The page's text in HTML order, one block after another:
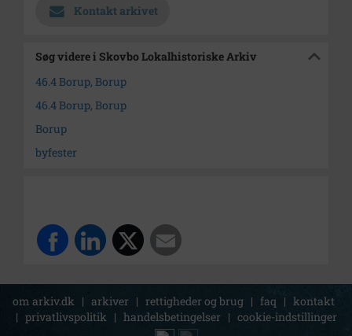
Kontakt arkivet
Søg videre i Skovbo Lokalhistoriske Arkiv
46.4 Borup, Borup
46.4 Borup, Borup
Borup
byfester
om arkiv.dk | arkiver | rettigheder og brug | faq | kontakt
| privatlivspolitik | handelsbetingelser | cookie-indstillinger